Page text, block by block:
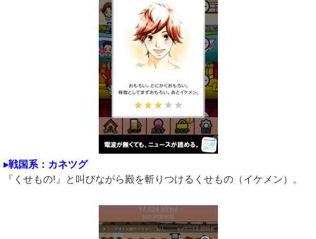
▸戦国系：カネツグ
『くせもの!』と叫びながら殿を斬りつけるくせもの（イケメン）。